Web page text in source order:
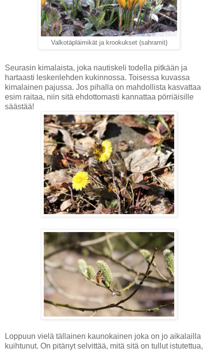
Valkotäpläimikät ja krookukset (sahramit)
Seurasin kimalaista, joka nautiskeli todella pitkään ja
hartaasti leskenlehden kukinnossa. Toisessa kuvassa
kimalainen pajussa. Jos pihalla on mahdollista kasvattaa
esim raitaa, niin sitä ehdottomasti kannattaa pörriäisille
säästää!
Loppuun vielä tällainen kaunokainen joka on jo aikalailla
kuihtunut. On pitänyt selvittää, mitä sitä on tullut istutettua,